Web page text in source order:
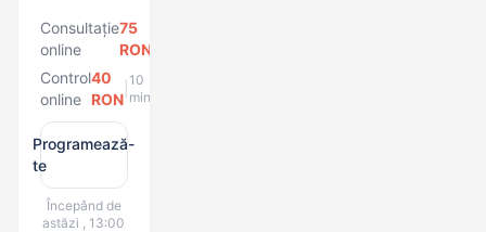
Consultație
online
75
RON
Control
online
40
RON
10
min
Programează-
te
Începând de
astăzi , 13:00